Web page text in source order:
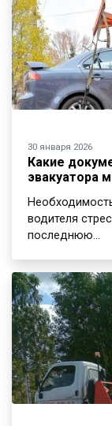
30 января 2026
Какие
эвакуатора
водителя
последнюю…